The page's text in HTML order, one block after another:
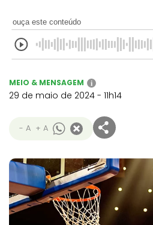
ouça este conteúdo
MEIO & MENSAGEM i
29 de maio de 2024 - 11h14
- A + A